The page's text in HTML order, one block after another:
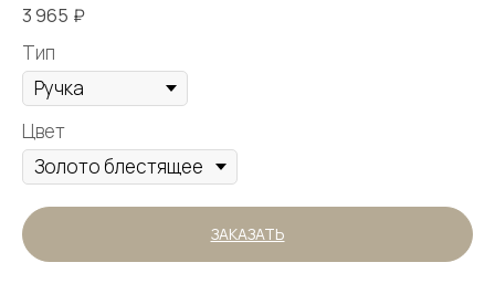
3 965 ₽
Тип
Цвет
ЗАКАЗАТЬ